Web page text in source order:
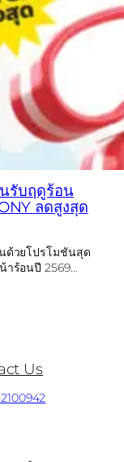
รับฤดูร้อน
ลดสูงสุด
ด้วยโปรโมชันสุด
าร้อนปี 2569…
Us